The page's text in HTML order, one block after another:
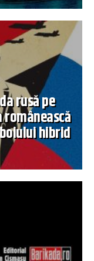
rusă pe
hibrid